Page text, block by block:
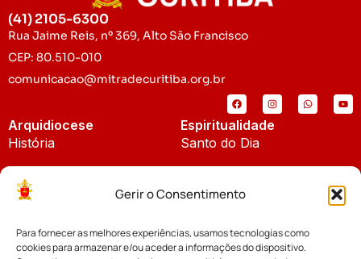
Gerir o Consentimento
Para fornecer as melhores experiências, usamos tecnologias como
cookies para armazenar e/ou aceder a informações do dispositivo.
(41) 2105-6300
Rua Jaime Reis, nº 369, Alto São Francisco
CEP: 80.510-010
comunicacao@mitradecuritiba.org.br
Arquidiocese
História
Padroeira
Espiritualidade
Santo do Dia
Notícias
Notícias da Arquidiocese
Cúria Diocesana